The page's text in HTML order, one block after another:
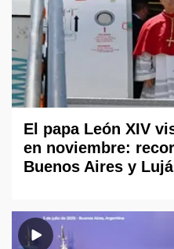
El papa León XIV
en noviembre:
Buenos Aires y